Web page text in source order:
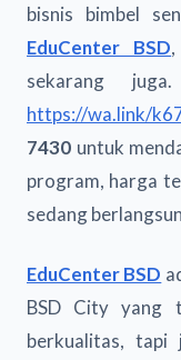
bisnis bimbel
EduCenter BSD
sekarang
https://wa.link/
7430 untuk
program, harga
sedang
EduCenter BSD
BSD City yang
berkualitas, tapi